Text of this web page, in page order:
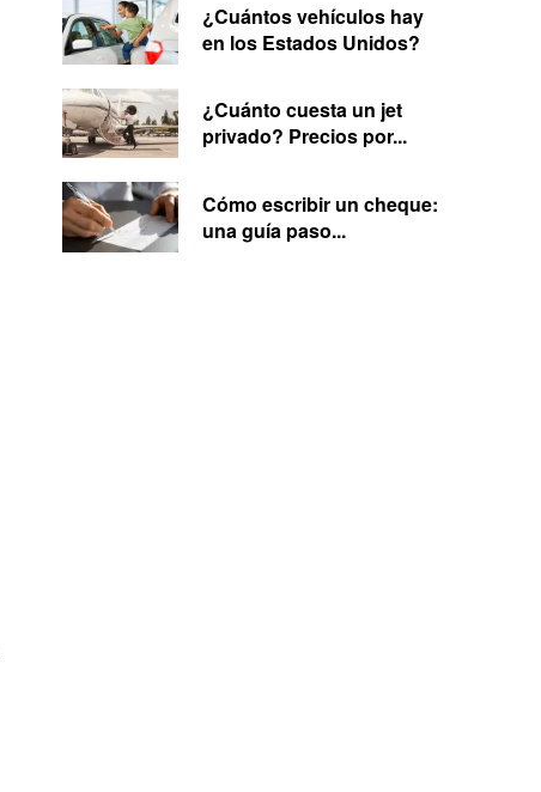
¿Cuántos vehículos hay
en los Estados Unidos?
¿Cuánto cuesta un jet
privado? Precios por...
Cómo escribir un cheque:
una guía paso...